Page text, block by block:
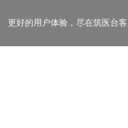
更好的用户体验， 尽在筑医台